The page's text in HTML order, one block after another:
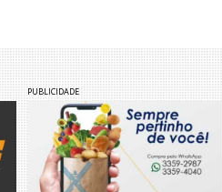
PUBLICIDADE